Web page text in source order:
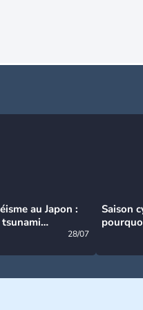
au Japon :
tsunami
28/07
Saison